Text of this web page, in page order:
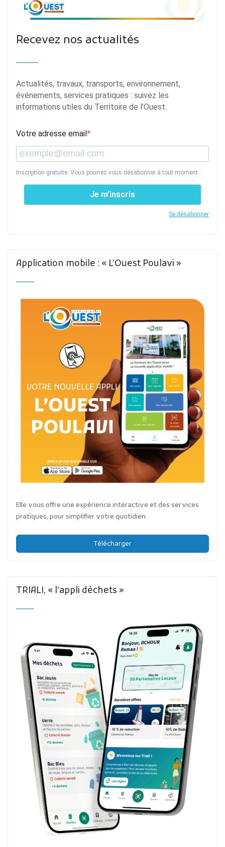
Recevez nos actualités
Actualités, travaux, transports, environnement,
événements, services pratiques : suivez les
informations utiles du Territoire de l’Ouest.
Votre adresse email
Inscription gratuite. Vous pourrez vous désabonner à tout moment.
Je m’inscris
Se désabonner
Application mobile : « L’Ouest Poulavi »
Elle vous offre une expérience interactive et des services
pratiques, pour simplifier votre quotidien.
Télécharger
TRIALI, « l’appli déchets »